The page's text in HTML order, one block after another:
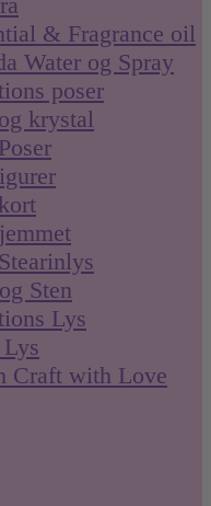
& Fragrance oil
Water og Spray
poser
krystal
Sten
Lys
Craft with Love